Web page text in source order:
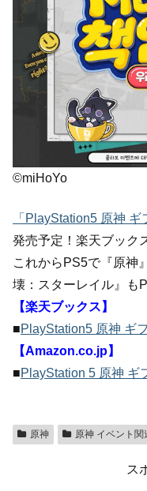
©miHoYo
「PlayStation5 原神 ギ
発売予定！楽天ブック
これからPS5で『原神
壊：スターレイル』も
【楽天ブックス】
■PlayStation5 原神 ギ
【Amazon.co.jp】
■PlayStation 5 原神 ギ
原神 原神 イベント関
ス